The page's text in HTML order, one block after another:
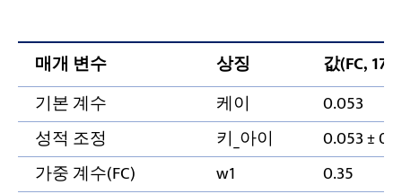
매개 변수 상징
값(FC,
기본 계수
케이
0.053
성적 조정
키_아이
0.053 ±
가중 계수(FC)
w1
0.35